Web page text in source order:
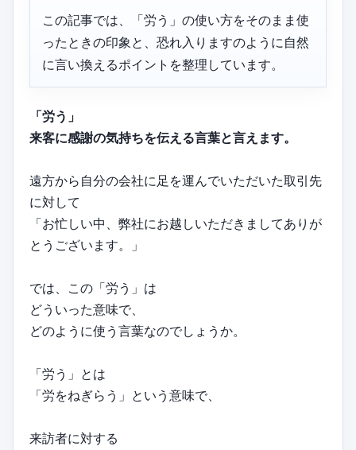
この記事では、「労う」の使い方をそのまま使
ったときの印象と、恐れ入りますのように自然
に言い換えるポイントを整理しています。
「労う」
来客に感謝の気持ちを伝える言葉と言えます。
遠方から自分の会社に足を運んでいただいた取引先
に対して
「お忙しい中、弊社にお越しいただきましてありが
とうございます。」
では、この「労う」は
どういった意味で、
どのように使う言葉なのでしょうか。
「労う」とは
「労をねぎらう」という意味で、
来訪者に対する